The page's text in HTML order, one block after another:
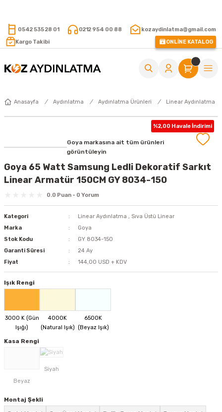
0542 535 28 01 0212 954 00 88
kozaydinlatma@gmail.com
Kargo Takibi
ONLİNE KATALOG
Anasayfa Aydınlatma Aydınlatma Ürünleri Linear Aydınlatma
%2,00 Havale İndirimi
Goya markasına ait tüm ürünleri
görüntüleyin
Goya 65 Watt Samsung Ledli Dekoratif Sarkıt
Linear Armatür 150CM GY 8034-150
0.0 Puan - 0 Yorum
Kategori Linear Aydınlatma , Sıva Üstü Linear
Marka
Goya
Stok Kodu
GY 8034-150
Garanti Süresi
24 Ay
Fiyat
144,00 USD + KDV
Işık Rengi
Kasa Rengi
Montaj Şekli